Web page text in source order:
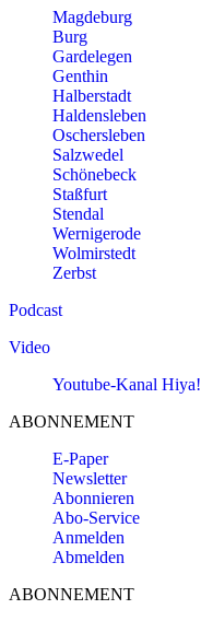
Magdeburg
Burg
Gardelegen
Genthin
Halberstadt
Haldensleben
Oschersleben
Salzwedel
Schönebeck
Staßfurt
Stendal
Wernigerode
Wolmirstedt
Zerbst
Podcast
Video
Youtube-Kanal Hiya!
ABONNEMENT
E-Paper
Newsletter
Abonnieren
Abo-Service
Anmelden
Abmelden
ABONNEMENT